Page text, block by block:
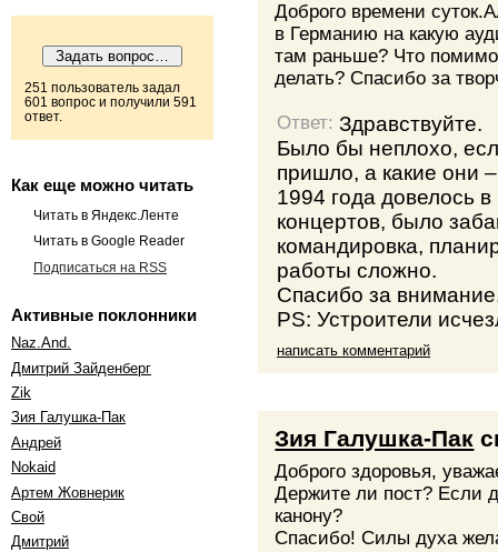
251 пользователь задал
601 вопрос и получили 591
ответ.
Как еще можно читать
Читать в Яндекс.Ленте
Читать в Google Reader
Подписаться на RSS
Активные поклонники
Naz.And.
Дмитрий Зайденберг
Zik
Зия Галушка-Пак
Андрей
Nokaid
Артем Жовнерик
Свой
Дмитрий
Доброго времени
в Германию на какую
там раньше? Что помимо
делать? Спасибо за
Ответ:Здравствуйте.
Было бы неплохо,
пришло, а какие они
1994 года довелось
концертов, было
командировка,
работы сложно.
Спасибо за
PS: Устроители
написать комментарий
Зия Галушка-Пак
Доброго здоровья,
Держите ли пост? Если
канону?
Спасибо! Силы духа